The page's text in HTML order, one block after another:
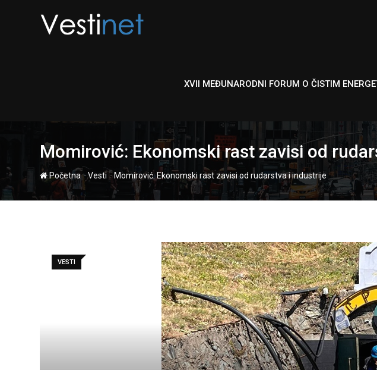
XVII MEĐUNARODNI FORUM O ČISTIM
Momirović: Ekonomski rast zavisi od
Početna-Vesti-Momirović: Ekonomski rast zavisi od rudarstva i industrije
VESTI